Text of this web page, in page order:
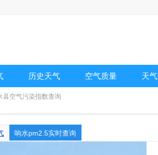
历史天气 空气质量 天
县空气污染指数查询
响水pm2.5实时查询